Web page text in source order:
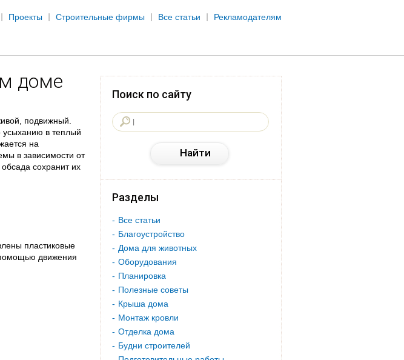
Проекты Строительные фирмы Все статьи Рекламодателям
доме
подвижный.
в теплый
на
в зависимости от
сохранит их
пластиковые
движения
Поиск по сайту
Разделы
Все статьи
Благоустройство
Дома для животных
Оборудования
Планировка
Полезные советы
Крыша дома
Монтаж кровли
Отделка дома
Будни строителей